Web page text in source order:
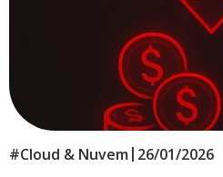
#Cloud & Nuvem | 26/01/2026